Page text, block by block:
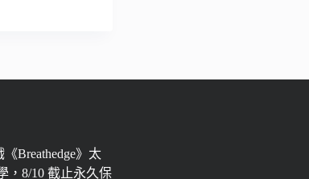
Breathedge》太
，8/10 截止永久保